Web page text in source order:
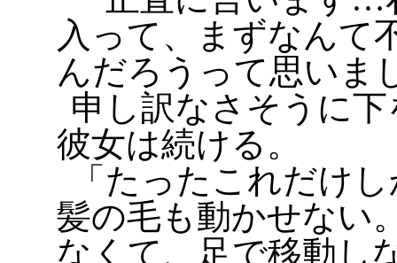
入って、まずなんて
んだろうって思いま
申し訳なさそうに
彼女は続ける。
「たったこれだけ
髪の毛も動かせない
なくて、足で移動し